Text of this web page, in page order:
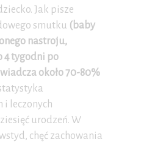
Jak pisze
smutku (baby
nastroju,
4 tygodni po
około 70-80%
i leczonych
urodzeń. W
chęć zachowania